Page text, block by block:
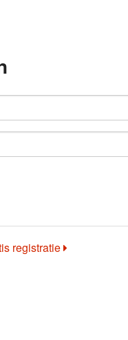
registratie